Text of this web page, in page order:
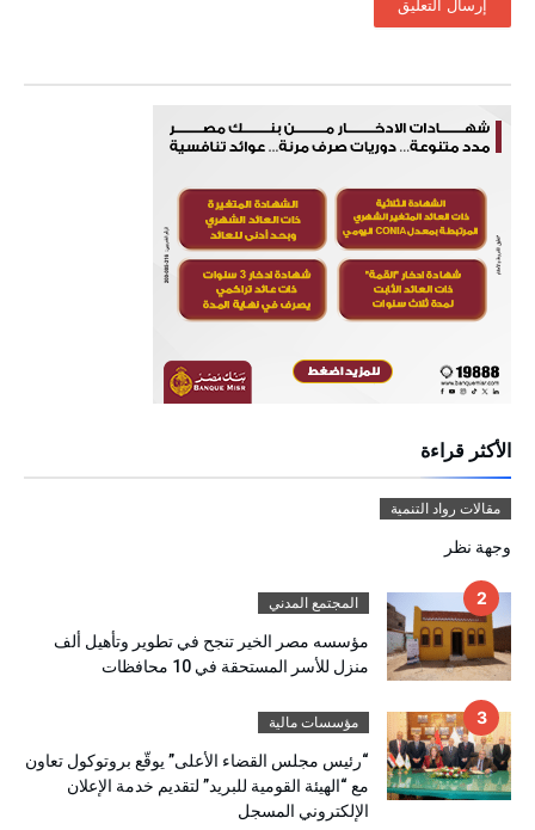
الأكثر قراءة
مقالات رواد التنمية
وجهة نظر
المجتمع المدني
مؤسسه مصر الخير تنجح في تطوير وتأهيل ألف
منزل للأسر المستحقة في 10 محافظات
مؤسسات مالية
“رئيس مجلس القضاء الأعلى” يوقّع بروتوكول تعاون
مع “الهيئة القومية للبريد” لتقديم خدمة الإعلان
الإلكتروني المسجل